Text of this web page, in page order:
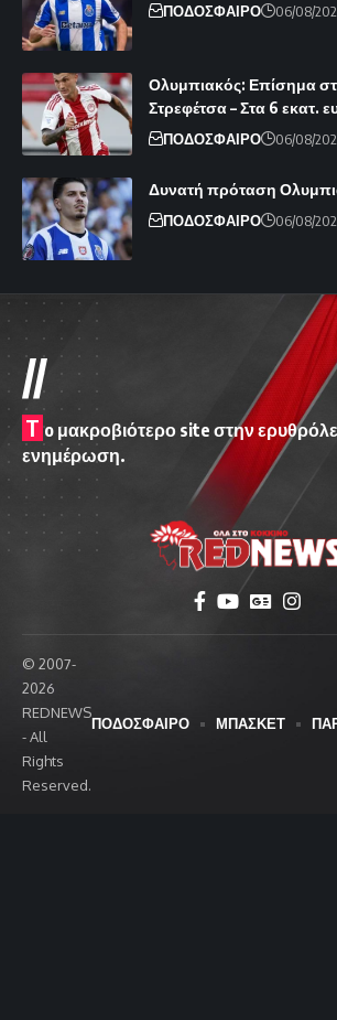
ΠΟΔΟΣΦΑΙΡΟ 06/08/
Ολυμπιακός: Επίσημα
Στρεφέτσα – Στα 6 εκατ.
ΠΟΔΟΣΦΑΙΡΟ 06/08/
Δυνατή πρόταση
ΠΟΔΟΣΦΑΙΡΟ 06/08/
//
T o μακροβιότερο site στην
ενημέρωση.
© 2007-
2026
REDNEWS
- All
Rights
Reserved.
ΠΟΔΟΣΦΑΙΡΟ ΜΠΑΣΚΕΤ